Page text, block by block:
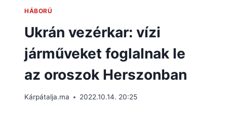
HÁBORÚ
Ukrán vezérkar: vízi
járműveket foglalnak le
az oroszok Herszonban
Kárpátalja.ma 2022.10.14. 20:25